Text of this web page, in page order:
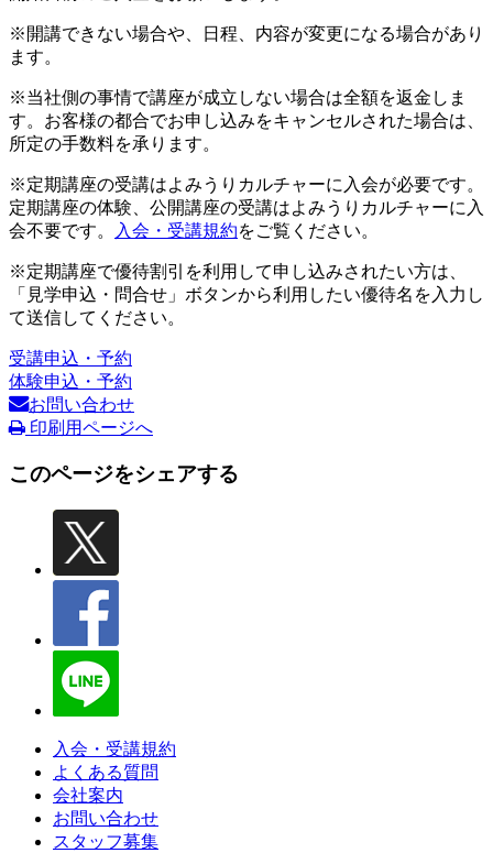
※開講できない場合や、日程、内容が変更になる場合があり
ます。
※当社側の事情で講座が成立しない場合は全額を返金しま
す。お客様の都合でお申し込みをキャンセルされた場合は、
所定の手数料を承ります。
※定期講座の受講はよみうりカルチャーに入会が必要です。
定期講座の体験、公開講座の受講はよみうりカルチャーに入
会不要です。
入会・受講規約をご覧ください。
※定期講座で優待割引を利用して申し込みされたい方は、
「見学申込・問合せ」ボタンから利用したい優待名を入力し
て送信してください。
受講申込・予約
体験申込・予約
お問い合わせ
印刷用ページへ
このページをシェアする
入会・受講規約
よくある質問
会社案内
お問い合わせ
スタッフ募集